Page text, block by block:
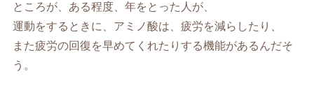
ところが、ある程度、年をとった人が、
運動をするときに、アミノ酸は、疲労を減らしたり、
また疲労の回復を早めてくれたりする機能があるんだそ
う。